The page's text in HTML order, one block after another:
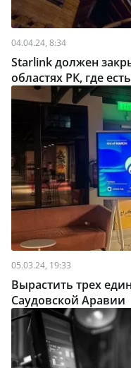
04.04.24, 8:34
Starlink должен
областях РК, где
05.03.24, 19:33
Вырастить трех
Саудовской Аравии